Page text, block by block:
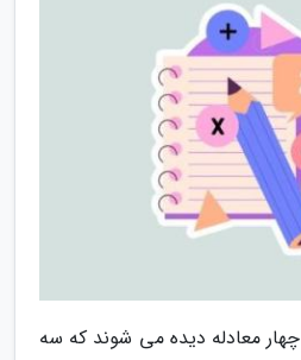
چهار معادله دیده می شوند که سه